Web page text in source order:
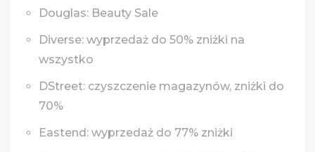
Douglas: Beauty Sale
Diverse: wyprzedaż do 50% zniżki na
wszystko
DStreet: czyszczenie magazynów, zniżki do
70%
Eastend: wyprzedaż do 77% zniżki